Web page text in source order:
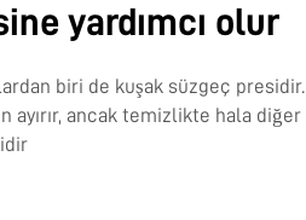
yardımcı olur
biri de kuşak süzgeç presidir.
ayırır, ancak temizlikte hala diğer